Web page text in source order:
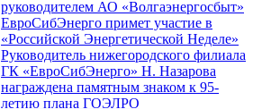
руководителем АО «Волгаэнергосбыт»
ЕвроСибЭнерго примет участие в
«Российской Энергетической Неделе»
Руководитель нижегородского филиала
ГК «ЕвроСибЭнерго» Н. Назарова
награждена памятным знаком к 95-
летию плана ГОЭЛРО